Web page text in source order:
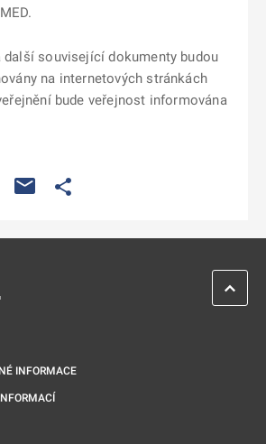
další související dokumenty budou
na internetových stránkách
bude veřejnost informována
na nové kartě
se otevře na nové kartě
Odkaz se otevře na nové kartě
INFORMACE
ZPĚT